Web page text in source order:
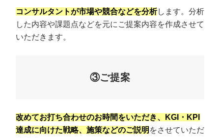
コンサルタントが市場や競合などを分析します。分析
した内容や課題点などを元にご提案内容を作成させて
いただきます。
③ご提案
改めてお打ち合わせのお時間をいただき、KGI・KPI
達成に向けた戦略、施策などのご説明 をさせていただ